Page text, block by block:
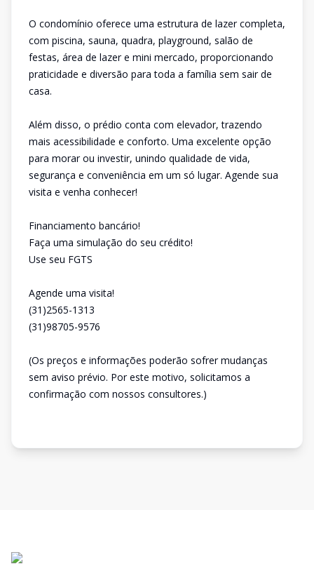
O condomínio oferece uma estrutura de lazer completa,
com piscina, sauna, quadra, playground, salão de
festas, área de lazer e mini mercado, proporcionando
praticidade e diversão para toda a família sem sair de
casa.
Além disso, o prédio conta com elevador, trazendo
mais acessibilidade e conforto. Uma excelente opção
para morar ou investir, unindo qualidade de vida,
segurança e conveniência em um só lugar. Agende sua
visita e venha conhecer!
Financiamento bancário!
Faça uma simulação do seu crédito!
Use seu FGTS
Agende uma visita!
(31)2565-1313
(31)98705-9576
(Os preços e informações poderão sofrer mudanças
sem aviso prévio. Por este motivo, solicitamos a
confirmação com nossos consultores.)